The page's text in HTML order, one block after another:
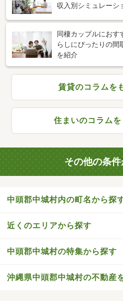
収入別シミュレーシ
同棲カップルにおす
らしにぴったりの間
を紹介
賃貸のコラムを
住まいのコラム
その他の条
中頭郡中城村内の町名から探
近くのエリアから探す
中頭郡中城村の特集から探す
沖縄県中頭郡中城村の不動産